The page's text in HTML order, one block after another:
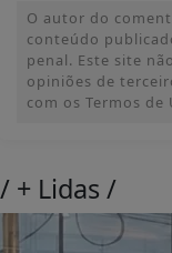
O autor do
conteúdo
penal. Este site
opiniões de
com os Termos de
/ + Lidas /